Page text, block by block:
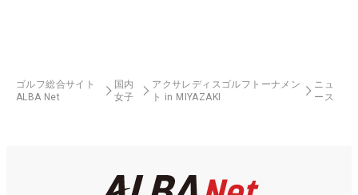
ゴルフ総合サイト
ALBA Net
国内
女子
アクサレディスゴルフトーナメン
ト in MIYAZAKI
ニュ
ース